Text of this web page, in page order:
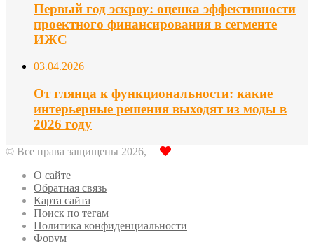
Первый год эскроу: оценка эффективности
проектного финансирования в сегменте
ИЖС
03.04.2026
От глянца к функциональности: какие
интерьерные решения выходят из моды в
2026 году
© Все права защищены 2026, |
О сайте
Обратная связь
Карта сайта
Поиск по тегам
Политика конфиденциальности
Форум